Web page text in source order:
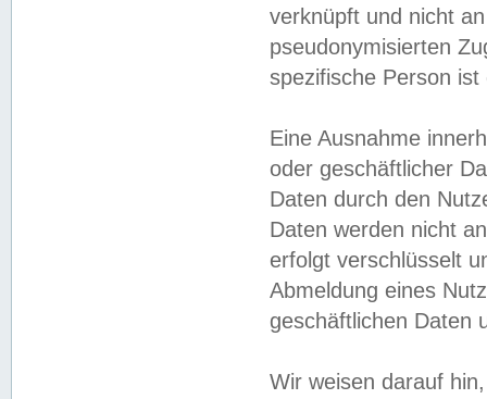
verknüpft und nicht
pseudonymisierten
spezifische Person
Eine Ausnahme
oder geschäftlicher
Daten durch den
Daten werden nicht
erfolgt verschlüsselt
Abmeldung eines
geschäftlichen Daten
Wir weisen darauf